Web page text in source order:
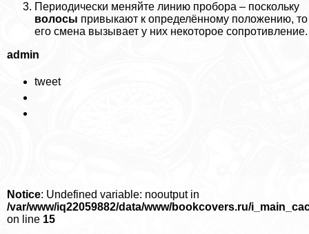
Периодически меняйте линию пробора – поскольку
волосы привыкают к определённому положению, то
его смена вызывает у них некоторое сопротивление.
admin
tweet
Notice: Undefined variable: nooutput in
/var/www/iq22059882/data/www/bookcovers.ru/
on line 15